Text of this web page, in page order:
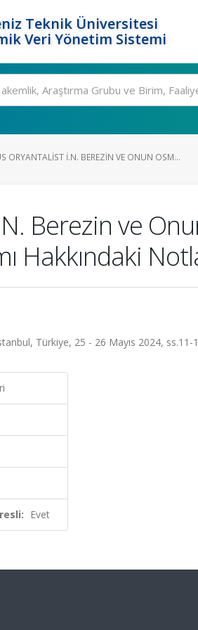
Teknik Üniversitesi
Veri Yönetim Sistemi
ORYANTALIST İ.N. BEREZIN VE ONUN OSM...
Berezin ve
Hakkındaki
Türkiye, 25 - 26 Mayıs 2024,
Evet